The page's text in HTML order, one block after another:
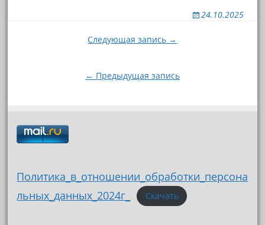
24.10.2025
Следующая запись →
← Предыдущая запись
Политика_в_отношении_обработки_персона
льных_данных_2024г_
Скачать